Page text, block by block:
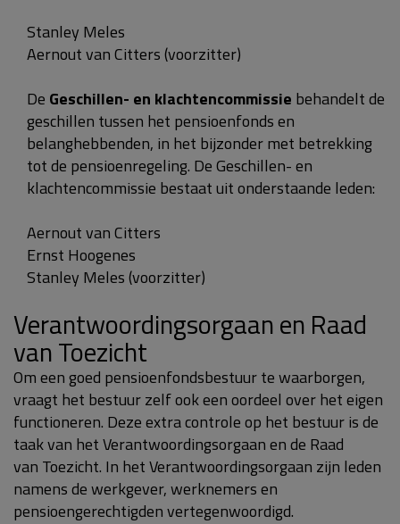
Stanley Meles
Aernout van Citters (voorzitter)
De Geschillen- en klachtencommissie behandelt de
geschillen tussen het pensioenfonds en
belanghebbenden, in het bijzonder met betrekking
tot de pensioenregeling. De Geschillen- en
klachtencommissie bestaat uit onderstaande leden:
Aernout van Citters
Ernst Hoogenes
Stanley Meles (voorzitter)
Verantwoordingsorgaan en Raad
van Toezicht
Om een goed pensioenfondsbestuur te waarborgen,
vraagt het bestuur zelf ook een oordeel over het eigen
functioneren. Deze extra controle op het bestuur is de
taak van het Verantwoordingsorgaan en de Raad
van Toezicht. In het Verantwoordingsorgaan zijn leden
namens de werkgever, werknemers en
pensioengerechtigden vertegenwoordigd.